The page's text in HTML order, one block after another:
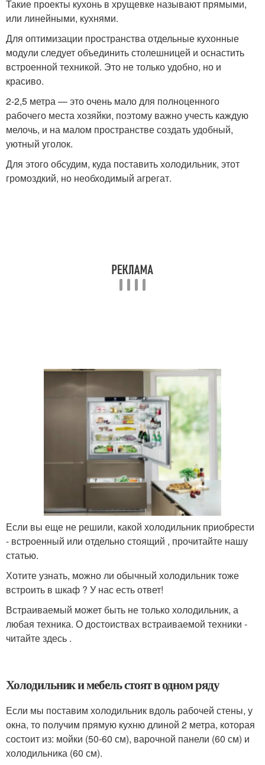
Такие проекты кухонь в хрущевке называют прямыми,
или линейными, кухнями.
Для оптимизации пространства отдельные кухонные
модули следует объединить столешницей и оснастить
встроенной техникой. Это не только удобно, но и
красиво.
2-2,5 метра — это очень мало для полноценного
рабочего места хозяйки, поэтому важно учесть каждую
мелочь, и на малом пространстве создать удобный,
уютный уголок.
Для этого обсудим, куда поставить холодильник, этот
громоздкий, но необходимый агрегат.
Если вы еще не решили, какой холодильник приобрести
- встроенный или отдельно стоящий , прочитайте нашу
статью.
Хотите узнать, можно ли обычный холодильник тоже
встроить в шкаф ? У нас есть ответ!
Встраиваемый может быть не только холодильник, а
любая техника. О достоиствах встраиваемой техники -
читайте здесь .
Холодильник и мебель стоят в одном ряду
Если мы поставим холодильник вдоль рабочей стены, у
окна, то получим прямую кухню длиной 2 метра, которая
состоит из: мойки (50-60 см), варочной панели (60 см) и
холодильника (60 см).